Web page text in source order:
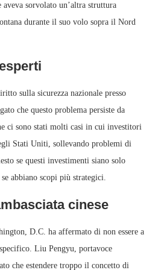
sorvolato un’altra struttura
durante il suo volo sopra il Nord
sulla sicurezza nazionale presso
che questo problema persiste da
ci sono stati molti casi in cui investitori
Stati Uniti, sollevando problemi di
se questi investimenti siano solo
abbiano scopi più strategici.
cinese
D.C. ha affermato di non essere a
Liu Pengyu, portavoce
che estendere troppo il concetto di